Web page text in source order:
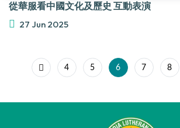
從華服看中國文化及歷史 互動表演
27 Jun 2025
4 5 6 7 8